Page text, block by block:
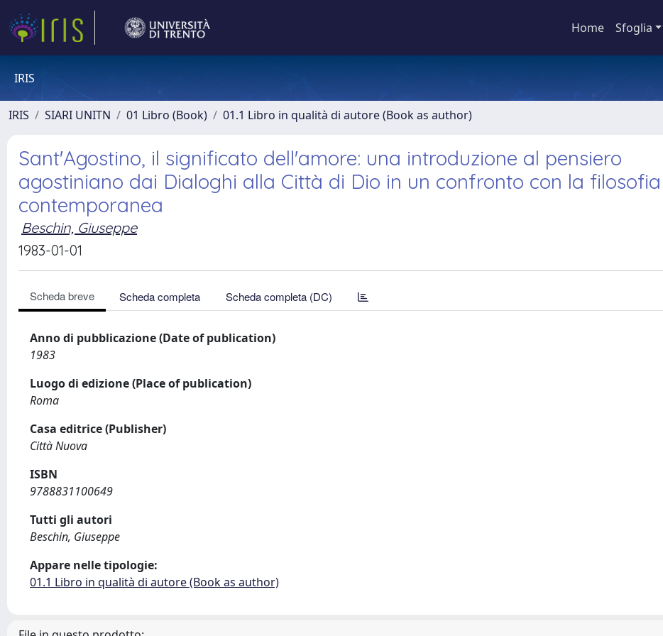
Home Sfoglia
IRIS
IRIS SIARI UNITN 01 Libro (Book) 01.1 Libro in qualità di autore (Book as author)
Sant'Agostino, il significato dell'amore: una introduzione al pensiero
agostiniano dai Dialoghi alla Città di Dio in un confronto con la filosofia
contemporanea
Beschin, Giuseppe
1983-01-01
Scheda breve Scheda completa Scheda completa (DC)
Anno di pubblicazione (Date of publication)
1983
Luogo di edizione (Place of publication)
Roma
Casa editrice (Publisher)
Città Nuova
ISBN
9788831100649
Tutti gli autori
Beschin, Giuseppe
Appare nelle tipologie:
01.1 Libro in qualità di autore (Book as author)